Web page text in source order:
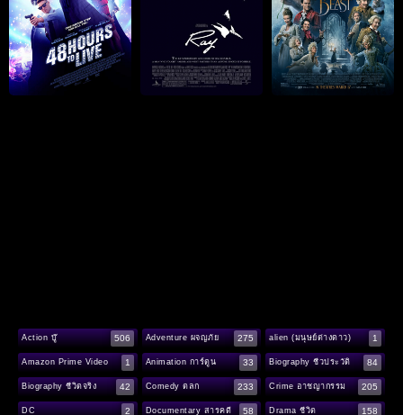
Action บู๊ 506 Adventure ผจญภัย 275 alien (มนุษย์ต่างดาว) 1
Amazon Prime Video 1 Animation การ์ตูน 33 Biography ชีวประวัติ 84
Biography ชีวิตจริง 42 Comedy ตลก 233 Crime อาชญากรรม 205
DC 2 Documentary สารคดี 58 Drama ชีวิต 158